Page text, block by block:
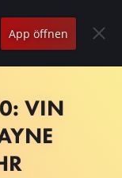
App öffnen
VIN